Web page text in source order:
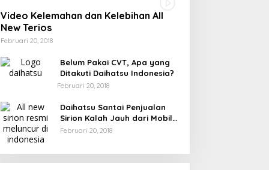
Video Kelemahan dan Kelebihan All
New Terios
Februari 20, 2018
Belum Pakai CVT, Apa yang
Ditakuti Daihatsu Indonesia?
Februari 20, 2018
Daihatsu Santai Penjualan
Sirion Kalah Jauh dari Mobil
LCGC
Februari 20, 2018